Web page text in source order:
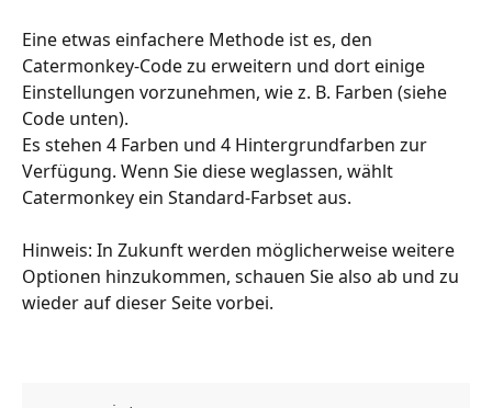
Eine etwas einfachere Methode ist es, den
Catermonkey-Code zu erweitern und dort einige
Einstellungen vorzunehmen, wie z. B. Farben (siehe
Code unten).
Es stehen 4 Farben und 4 Hintergrundfarben zur
Verfügung. Wenn Sie diese weglassen, wählt
Catermonkey ein Standard-Farbset aus.
Hinweis: In Zukunft werden möglicherweise weitere
Optionen hinzukommen, schauen Sie also ab und zu
wieder auf dieser Seite vorbei.